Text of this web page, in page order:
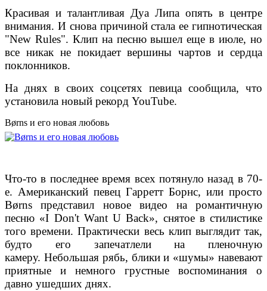
Красивая и талантливая Дуа Липа опять в центре
внимания. И снова причиной стала ее гипнотическая
"New Rules". Клип на песню вышел еще в июле, но
все никак не покидает вершины чартов и сердца
поклонников.
На днях в своих соцсетях певица сообщила, что
установила новый рекорд YouTube.
Børns и его новая любовь
Что-то в последнее время всех потянуло назад в 70-
е. Американский певец Гарретт Борнс, или просто
Børns представил новое видео на романтичную
песню «I Don't Want U Back», снятое в стилистике
того времени. Практически весь клип выглядит так,
будто его запечатлели на пленочную
камеру. Небольшая рябь, блики и «шумы» навевают
приятные и немного грустные воспоминания о
давно ушедших днях.